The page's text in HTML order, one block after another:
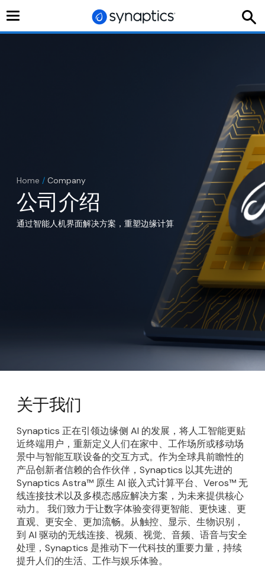
切
Home / Company
公司介绍
通过智能人机界面解决方案，重塑边缘计算
关于我们
Synaptics 正在引领边缘侧 AI 的发展，将人工智能更贴
近终端用户，重新定义人们在家中、工作场所或移动场
景中与智能互联设备的交互方式。作为全球具前瞻性的
产品创新者信赖的合作伙伴，Synaptics 以其先进的
Synaptics Astra™ 原生 AI 嵌入式计算平台、Veros™ 无
线连接技术以及多模态感应解决方案，为未来提供核心
动力。 我们致力于让数字体验变得更智能、更快速、更
直观、更安全、更加流畅。从触控、显示、生物识别，
到 AI 驱动的无线连接、视频、视觉、音频、语音与安全
处理，Synaptics 是推动下一代科技的重要力量，持续
提升人们的生活、工作与娱乐体验。